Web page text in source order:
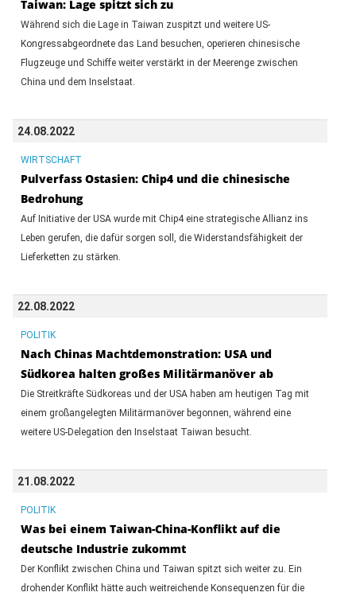
Taiwan: Lage spitzt sich zu
Während sich die Lage in Taiwan zuspitzt und weitere US-
Kongressabgeordnete das Land besuchen, operieren chinesische
Flugzeuge und Schiffe weiter verstärkt in der Meerenge zwischen
China und dem Inselstaat.
24.08.2022
WIRTSCHAFT
Pulverfass Ostasien: Chip4 und die chinesische
Bedrohung
Auf Initiative der USA wurde mit Chip4 eine strategische Allianz ins
Leben gerufen, die dafür sorgen soll, die Widerstandsfähigkeit der
Lieferketten zu stärken.
22.08.2022
POLITIK
Nach Chinas Machtdemonstration: USA und
Südkorea halten großes Militärmanöver ab
Die Streitkräfte Südkoreas und der USA haben am heutigen Tag mit
einem großangelegten Militärmanöver begonnen, während eine
weitere US-Delegation den Inselstaat Taiwan besucht.
21.08.2022
POLITIK
Was bei einem Taiwan-China-Konflikt auf die
deutsche Industrie zukommt
Der Konflikt zwischen China und Taiwan spitzt sich weiter zu. Ein
drohender Konflikt hätte auch weitreichende Konsequenzen für die